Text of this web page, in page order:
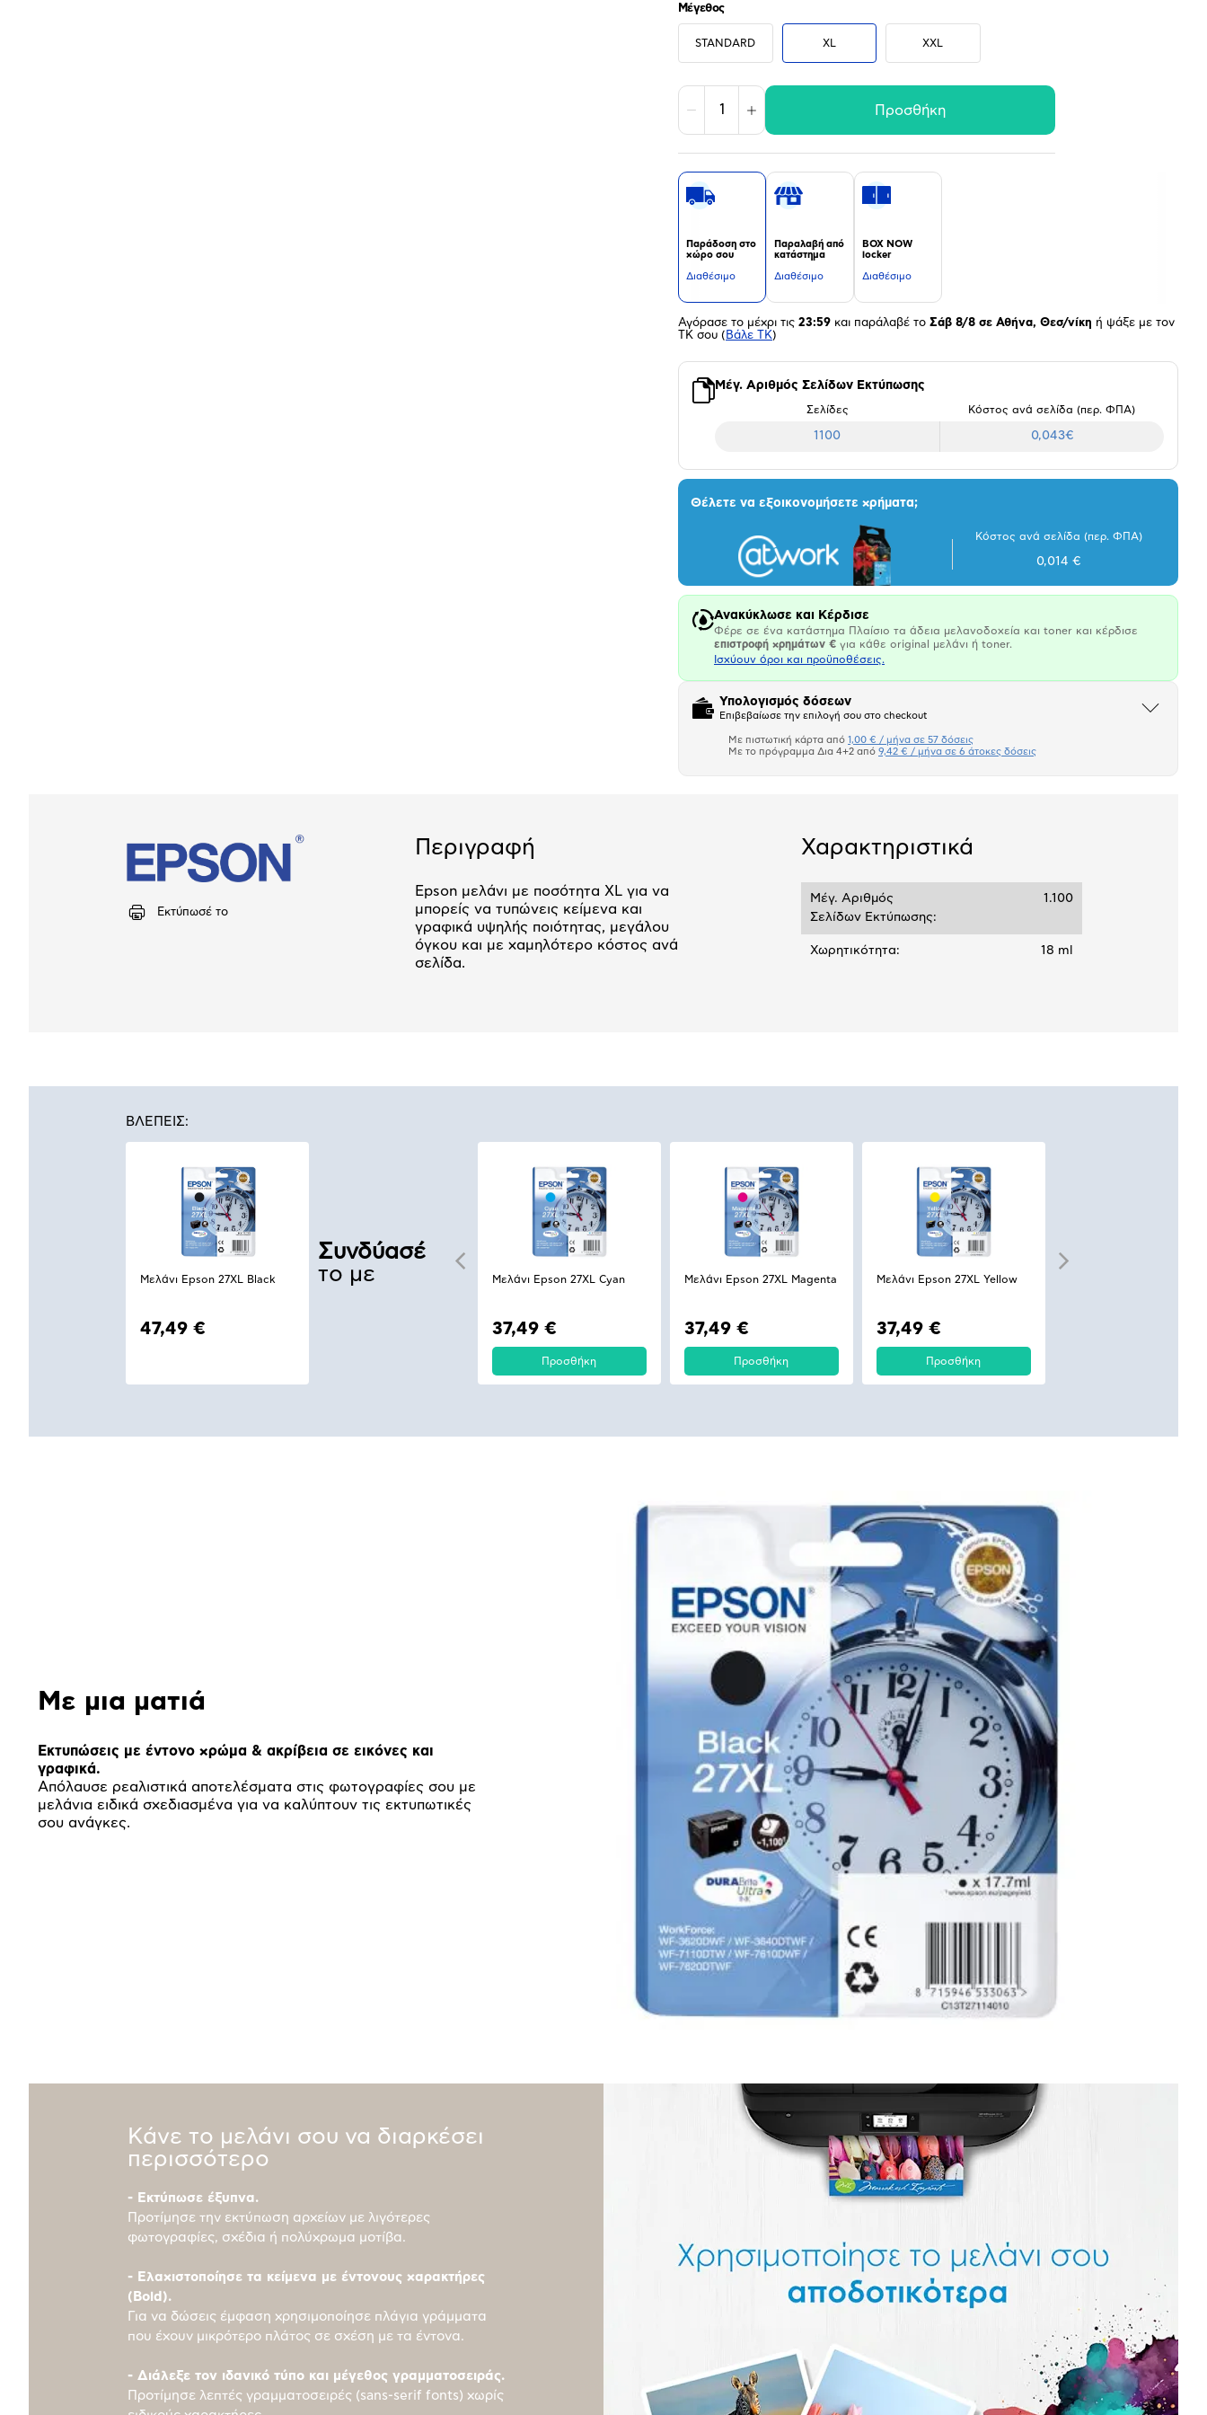
Μέγεθος
STANDARD XL XXL
Μείωση Αύξηση Προσθήκη
Παράδοση στο
χώρο σου
Διαθέσιμο
Παραλαβή από
κατάστημα
Διαθέσιμο
BOX NOW
locker
Διαθέσιμο
Αγόρασε το μέχρι τις 23:59 και παράλαβέ το Σάβ 8/8 σε Αθήνα, Θεσ/νίκη ή ψάξε με τον
ΤΚ σου ( Βάλε ΤΚ)
Μέγ. Αριθμός Σελίδων Εκτύπωσης
Σελίδες Κόστος ανά σελίδα (περ. ΦΠΑ)
1100 0,043€
Θέλετε να εξοικονομήσετε χρήματα;
Κόστος ανά σελίδα (περ. ΦΠΑ)
0,014 €
Ανακύκλωσε και Κέρδισε
Φέρε σε ένα κατάστημα Πλαίσιο τα άδεια μελανοδοχεία και toner και κέρδισε
επιστροφή χρημάτων € για κάθε original μελάνι ή toner.
Ισχύουν όροι και προϋποθέσεις.
Υπολογισμός δόσεων
Επιβεβαίωσε την επιλογή σου στο checkout
Άνοιξε
Πιστωτική κάρτα
1,00 €
Με πιστωτική κάρτα από 1,00 € / μήνα σε 57 δόσεις
Με το πρόγραμμα Δια 4+2 από 9,42 € / μήνα σε 6 άτοκες δόσεις
Εκτύπωσέ το
Περιγραφή
Epson μελάνι με ποσότητα XL για να
μπορείς να τυπώνεις κείμενα και
γραφικά υψηλής ποιότητας, μεγάλου
όγκου και με χαμηλότερο κόστος ανά
σελίδα.
Χαρακτηριστικά
Μέγ. Αριθμός
Σελίδων Εκτύπωσης:
1.100
Χωρητικότητα: 18 ml
ΒΛΕΠΕΙΣ:
Μελάνι Epson 27XL Black
47,49 €
Συνδύασέ
το με
Μελάνι Epson 27XL Cyan
37,49 €
Προσθήκη
Μελάνι Epson 27XL Magenta
37,49 €
Προσθήκη
Μελάνι Epson 27XL Yellow
37,49 €
Προσθήκη
Με μια ματιά
Εκτυπώσεις με έντονο χρώμα & ακρίβεια σε εικόνες και
γραφικά.
Απόλαυσε ρεαλιστικά αποτελέσματα στις φωτογραφίες σου με
μελάνια ειδικά σχεδιασμένα για να καλύπτουν τις εκτυπωτικές
σου ανάγκες.
Κάνε το μελάνι σου να διαρκέσει
περισσότερο
- Εκτύπωσε έξυπνα.
Προτίμησε την εκτύπωση αρχείων με λιγότερες
φωτογραφίες, σχέδια ή πολύχρωμα μοτίβα.
- Ελαχιστοποίησε τα κείμενα με έντονους χαρακτήρες
(Bold).
Για να δώσεις έμφαση χρησιμοποίησε πλάγια γράμματα
που έχουν μικρότερο πλάτος σε σχέση με τα έντονα.
- Διάλεξε τον ιδανικό τύπο και μέγεθος γραμματοσειράς.
Προτίμησε λεπτές γραμματοσειρές (sans-serif fonts) χωρίς